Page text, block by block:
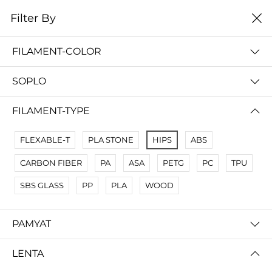
0
No Results
Not Found Filters1
Not Found Filters2
Filter By
FILAMENT-COLOR
SOPLO
FILAMENT-TYPE
FLEXABLE-T PLA STONE HIPS ABS
CARBON FIBER PA ASA PETG PC TPU
SBS GLASS PP PLA WOOD
PAMYAT
LENTA